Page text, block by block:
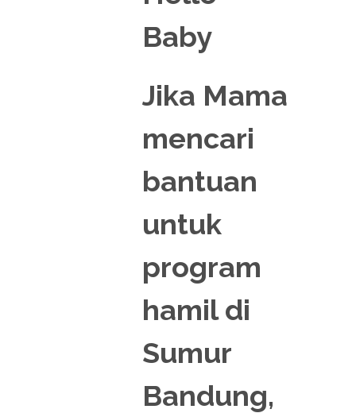
Jika Mama
mencari
bantuan
untuk
program
hamil di
Sumur
Bandung,